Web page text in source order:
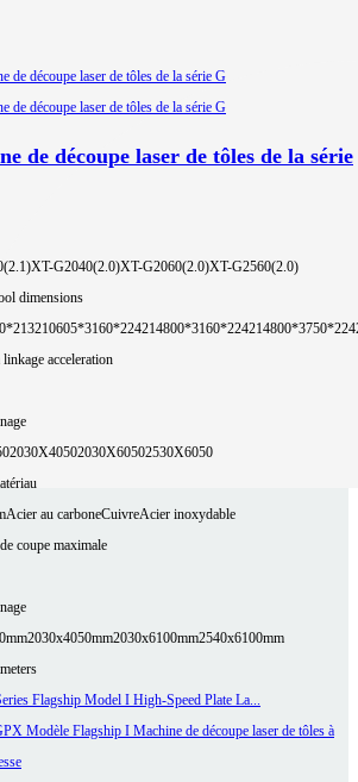
de découpe laser de tôles de la série
XT-G2040(2.0)XT-G2060(2.0)XT-G2560(2.0)
dimensions
10605*3160*224214800*3160*2242
acceleration
2030X40502030X60502530X6050
Acier au carboneCuivreAcier inoxydable
coupe maximale
2030x4050mm2030x6100mm2540x6100mm